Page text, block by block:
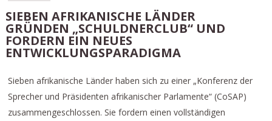
SIEBEN AFRIKANISCHE LÄNDER
GRÜNDEN „SCHULDNERCLUB“ UND
FORDERN EIN NEUES
ENTWICKLUNGSPARADIGMA
Sieben afrikanische Länder haben sich zu einer „Konferenz der
Sprecher und Präsidenten afrikanischer Parlamente“ (CoSAP)
zusammengeschlossen. Sie fordern einen vollständigen